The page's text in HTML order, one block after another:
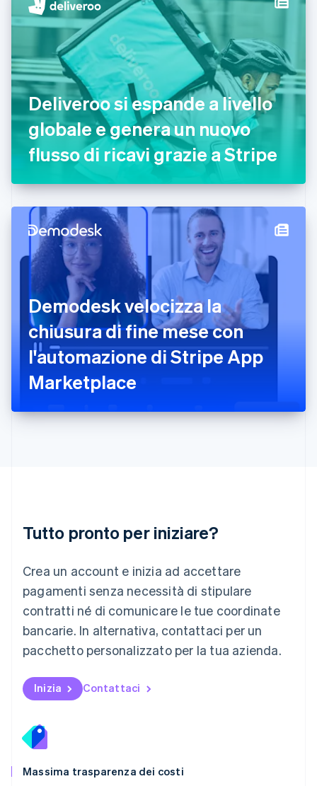
Deliveroo si espande a livello
globale e genera un nuovo
flusso di ricavi grazie a Stripe
Demodesk velocizza la
chiusura di fine mese con
l'automazione di Stripe App
Marketplace
Tutto pronto per iniziare?
Crea un account e inizia ad accettare
pagamenti senza necessità di stipulare
contratti né di comunicare le tue coordinate
bancarie. In alternativa, contattaci per un
pacchetto personalizzato per la tua azienda.
Inizia Contattaci
Massima trasparenza dei costi
Croazia
EnglishItaliano
Danimarca
English
Emirati Arabi Uniti
English
Estonia
English
Finlandia
Svenska
Francia
Germania
Giappone
日本語English
Gibilterra
English
Grecia
English
English
Irlanda
English
Italia
Italiano English
Lettonia
Liechtenstein
Malta
English
EspañolEnglish
Norvegia
English
Nuova Zelanda
English
NederlandsEnglish
English
Portogallo
RAS di Hong Kong, Cina
English
English